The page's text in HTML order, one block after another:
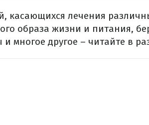
касающихся лечения
образа жизни и питания,
многое другое – читайте в